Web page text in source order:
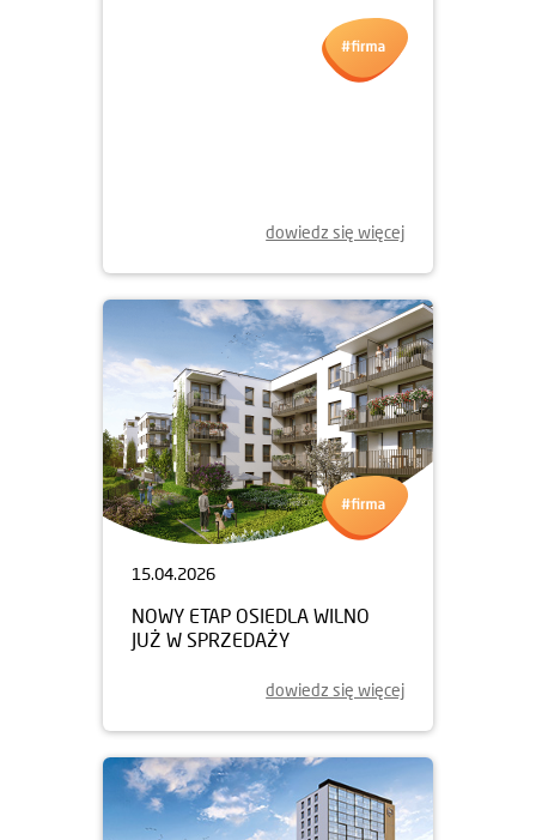
dowiedz się więcej
15.04.2026
NOWY ETAP OSIEDLA WILNO
JUŻ W SPRZEDAŻY
dowiedz się więcej